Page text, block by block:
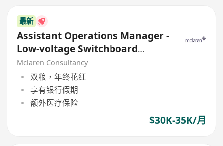
最新
Assistant Operations Manager -
Low-voltage Switchboard
Company
Mclaren Consultancy
双粮，年终花红
享有银行假期
额外医疗保险
$30K-35K/月